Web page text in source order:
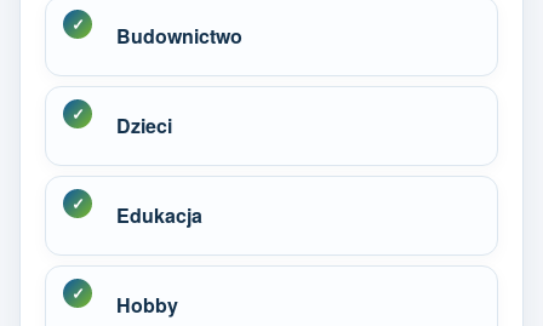
Budownictwo
Dzieci
Edukacja
Hobby